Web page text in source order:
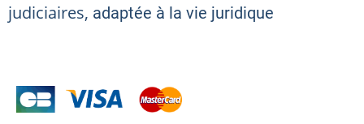
judiciaires, adaptée à la vie juridique